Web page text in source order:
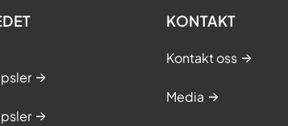
KONTAKT
Kontakt oss
Media